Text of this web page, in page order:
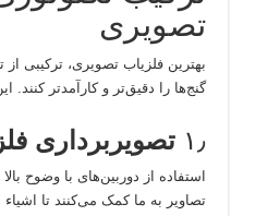
تصویری
بهترین فلزیاب تصویری، ترکیبی
گنج‌ها را دقیق‌تر و کارآمدتر کنند.
۱٫ تصویربرداری
استفاده از دوربین‌های با وضوح
تصاویر به ما کمک می‌کنند تا